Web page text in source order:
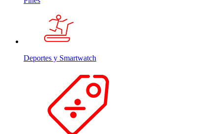
Deportes y Smartwatch